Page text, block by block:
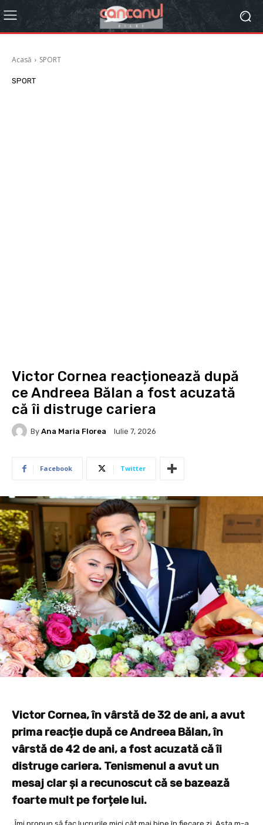
Acasă SPORT
SPORT
Victor Cornea reacționează după
ce Andreea Bălan a fost acuzată
că îi distruge cariera
By Ana Maria Florea Iulie 7, 2026
Facebook Twitter
Victor Cornea, în vârstă de 32 de ani, a avut
prima reacție după ce Andreea Bălan, în
vârstă de 42 de ani, a fost acuzată că îi
distruge cariera. Tenismenul a avut un
mesaj clar și a recunoscut că se bazează
foarte mult pe forțele lui.